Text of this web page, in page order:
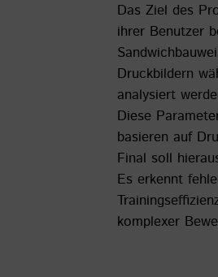
Das Ziel des
ihrer Benutzer
Druckbildern
analysiert
Diese
basieren auf
Final soll
Es erkennt
komplexer